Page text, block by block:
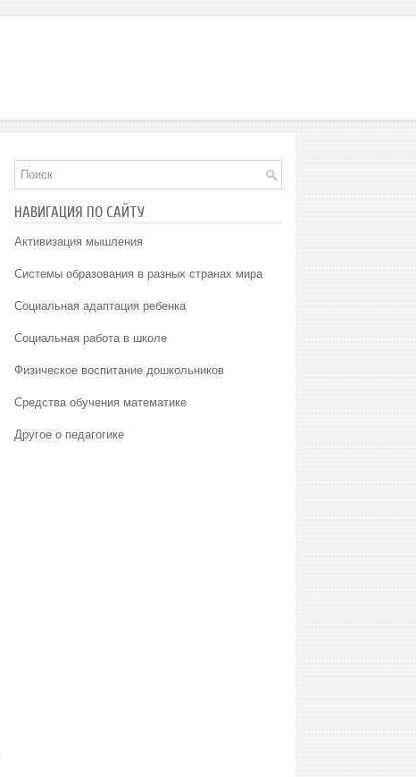
НАВИГАЦИЯ ПО САЙТУ
Активизация мышления
Системы образования в разных странах мира
Социальная адаптация ребенка
Социальная работа в школе
Физическое воспитание дошкольников
Средства обучения математике
Другое о педагогике